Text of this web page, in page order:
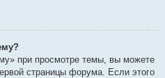
при просмотре темы, вы можете
страницы форума. Если этого